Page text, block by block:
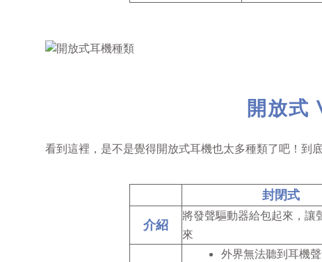
開放式
看到這裡，是不是覺得開放式耳機也太多種類了吧！到
封閉式
介紹
將發聲驅動器給包起來，讓
來
外界無法聽到耳機